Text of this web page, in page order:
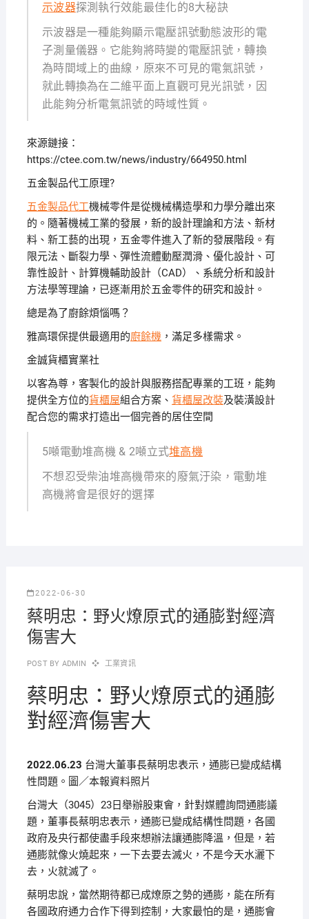
示波器探測執行效能最佳化的8大秘訣
示波器是一種能夠顯示電壓訊號動態波形的電
子測量儀器。它能夠將時變的電壓訊號，轉換
為時間域上的曲線，原來不可見的電氣訊號，
就此轉換為在二維平面上直觀可見光訊號，因
此能夠分析電氣訊號的時域性質。
來源鏈接：
https://ctee.com.tw/news/industry/664950.html
五金製品代工原理?
五金製品代工機械零件是從機械構造學和力學分離出來
的。隨著機械工業的發展，新的設計理論和方法、新材
料、新工藝的出現，五金零件進入了新的發展階段。有
限元法、斷裂力學、彈性流體動壓潤滑、優化設計、可
靠性設計、計算機輔助設計（CAD）、系統分析和設計
方法學等理論，已逐漸用於五金零件的研究和設計。
總是為了廚餘煩惱嗎？
雅高環保提供最適用的廚餘機，滿足多樣需求。
金誠貨櫃實業社
以客為尊，客製化的設計與服務搭配專業的工班，能夠
提供全方位的貨櫃屋組合方案、 貨櫃屋改裝及裝潢設計
配合您的需求打造出一個完善的居住空間
5噸電動堆高機 & 2噸立式堆高機
不想忍受柴油堆高機帶來的廢氣汙染，電動堆
高機將會是很好的選擇
2022-06-30
蔡明忠：野火燎原式的通膨對經濟
傷害大
POST BY ADMIN 工業資訊
蔡明忠：野火燎原式的通膨
對經濟傷害大
2022.06.23 台灣大董事長蔡明忠表示，通膨已變成結構
性問題。圖／本報資料照片
台灣大（3045）23日舉辦股東會，針對媒體詢問通膨議
題，董事長蔡明忠表示，通膨已變成結構性問題，各國
政府及央行都使盡手段來想辦法讓通膨降溫，但是，若
通膨就像火燒起來，一下去要去滅火，不是今天水灑下
去，火就滅了。
蔡明忠說，當然期待都已成燎原之勢的通膨，能在所有
各國政府通力合作下得到控制，大家最怕的是，通膨會